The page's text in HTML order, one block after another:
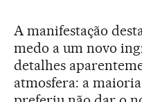
A manifestação
medo a um novo
detalhes
atmosfera: a